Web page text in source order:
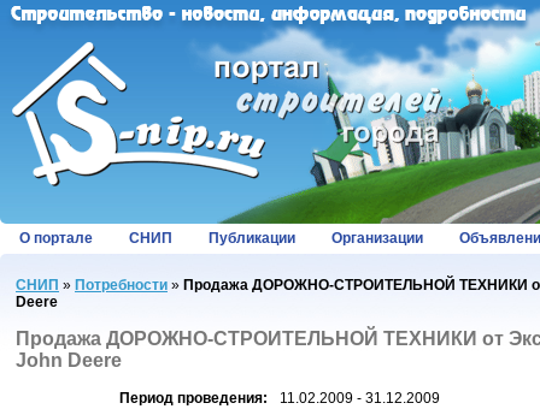
О портале СНИП Публикации Организации
СНИП » Потребности » Продажа ДОРОЖНО-СТРОИТЕЛЬНОЙ ТЕХНИКИ от
Deere
Продажа ДОРОЖНО-СТРОИТЕЛЬНОЙ ТЕХНИКИ от
John Deere
Период проведения:
11.02.2009 - 31.12.2009